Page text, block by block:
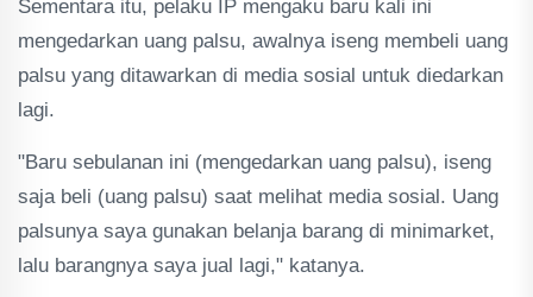
Sementara itu, pelaku IP mengaku baru kali ini
mengedarkan uang palsu, awalnya iseng membeli uang
palsu yang ditawarkan di media sosial untuk diedarkan
lagi.
"Baru sebulanan ini (mengedarkan uang palsu), iseng
saja beli (uang palsu) saat melihat media sosial. Uang
palsunya saya gunakan belanja barang di minimarket,
lalu barangnya saya jual lagi," katanya.